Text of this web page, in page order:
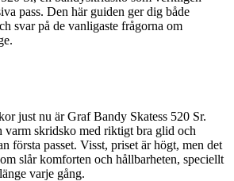
pass. Den här guiden ger dig både
svar på de vanligaste frågorna om
just nu är Graf Bandy Skatess 520 Sr.
varm skridsko med riktigt bra glid och
första passet. Visst, priset är högt, men det
slår komforten och hållbarheten, speciellt
varje gång.